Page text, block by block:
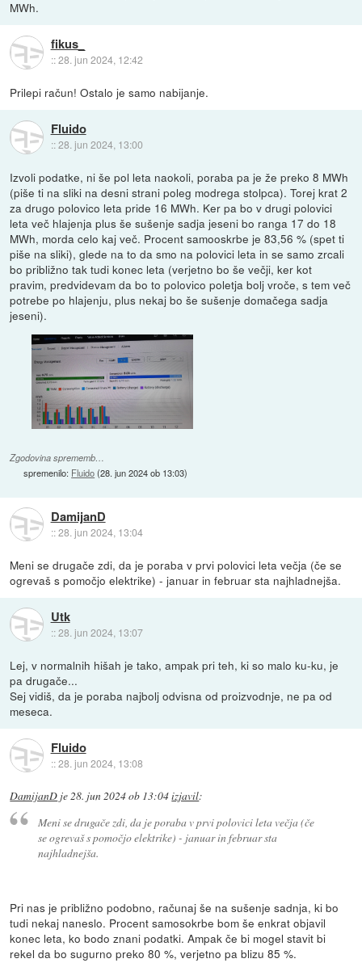
MWh.
fikus_
::28. jun 2024, 12:42
Prilepi račun! Ostalo je samo nabijanje.
Fluido
::28. jun 2024, 13:00
Izvoli podatke, ni še pol leta naokoli, poraba pa je že preko 8 MWh
(piše ti na sliki na desni strani poleg modrega stolpca). Torej krat 2
za drugo polovico leta pride 16 MWh. Ker pa bo v drugi polovici
leta več hlajenja plus še sušenje sadja jeseni bo ranga 17 do 18
MWh, morda celo kaj več. Procent samooskrbe je 83,56 % (spet ti
piše na sliki), glede na to da smo na polovici leta in se samo zrcali
bo približno tak tudi konec leta (verjetno bo še večji, ker kot
pravim, predvidevam da bo to polovico poletja bolj vroče, s tem več
potrebe po hlajenju, plus nekaj bo še sušenje domačega sadja
jeseni).
Zgodovina sprememb…
spremenilo: Fluido(28. jun 2024 ob 13:03)
DamijanD
::28. jun 2024, 13:04
Meni se drugače zdi, da je poraba v prvi polovici leta večja (če se
ogrevaš s pomočjo elektrike) - januar in februar sta najhladnejša.
Utk
::28. jun 2024, 13:07
Lej, v normalnih hišah je tako, ampak pri teh, ki so malo ku-ku, je
pa drugače...
Sej vidiš, da je poraba najbolj odvisna od proizvodnje, ne pa od
meseca.
Fluido
::28. jun 2024, 13:08
DamijanD je28. jun 2024 ob 13:04izjavil:
Meni se drugače zdi, da je poraba v prvi polovici leta večja (če
se ogrevaš s pomočjo elektrike) - januar in februar sta
najhladnejša.
Pri nas je približno podobno, računaj še na sušenje sadnja, ki bo
tudi nekaj naneslo. Procent samosokrbe bom še enkrat objavil
konec leta, ko bodo znani podatki. Ampak če bi mogel stavit bi
rekel da bo sugurno preko 80 %, verjetno pa blizu 85 %.